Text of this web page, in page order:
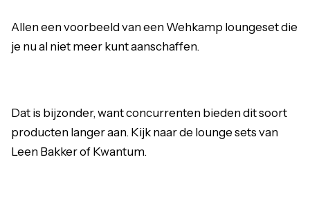
Allen een voorbeeld van een Wehkamp loungeset die
je nu al niet meer kunt aanschaffen.
Dat is bijzonder, want concurrenten bieden dit soort
producten langer aan. Kijk naar de lounge sets van
Leen Bakkerof Kwantum.